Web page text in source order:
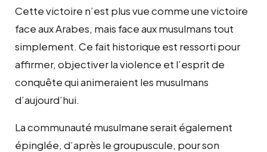
Cette victoire n’est plus vue comme une victoire
face aux Arabes, mais face aux musulmans tout
simplement. Ce fait historique est ressorti pour
affirmer, objectiver la violence et l’esprit de
conquête qui animeraient les musulmans
d’aujourd’hui.
La communauté musulmane serait également
épinglée, d’après le groupuscule, pour son